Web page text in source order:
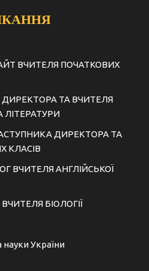
ВЧИТЕЛЯ ПОЧАТКОВИХ
ДИРЕКТОРА ТА ВЧИТЕЛЯ
ЛІТЕРАТУРИ
ДИРЕКТОРА ТА
КЛАСІВ
ВЧИТЕЛЯ АНГЛІЙСЬКОЇ
БІОЛОГІЇ
науки України